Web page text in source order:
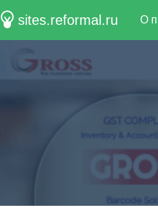
sites.reformal.ru О